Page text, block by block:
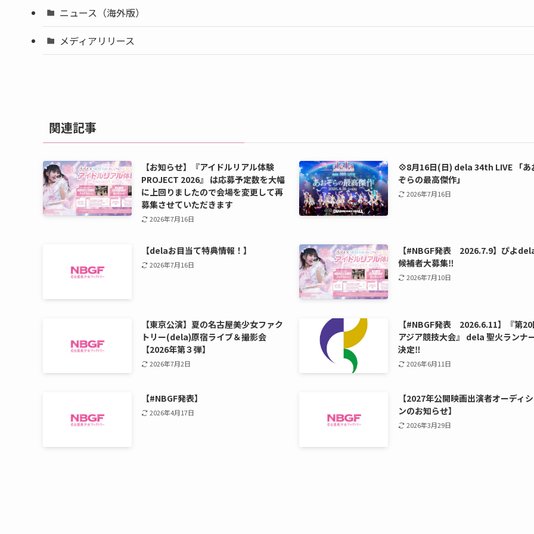
ニュース（海外版）
メディアリリース
関連記事
【お知らせ】『アイドルリアル体験
PROJECT 2026』 は応募予定数を大幅
に上回りましたので会場を変更して再
募集させていただきます
2026年7月16日
💠8月16日(日) dela 34th LIVE 「あ
ぞらの最高傑作」
2026年7月16日
【delaお目当て特典情報！】
2026年7月16日
【#NBGF発表 2026.7.9】ぴよ
候補者大募集‼️
2026年7月10日
【東京公演】夏の名古屋美少女ファク
トリー(dela)原宿ライブ＆撮影会
【2026年第３弾】
2026年7月2日
【#NBGF発表 2026.6.11】『第
アジア競技大会』 dela 聖火ランナ
決定‼️
2026年6月11日
【#NBGF発表】
2026年4月17日
【2027年公開映画出演者オーディ
ンのお知らせ】
2026年3月29日